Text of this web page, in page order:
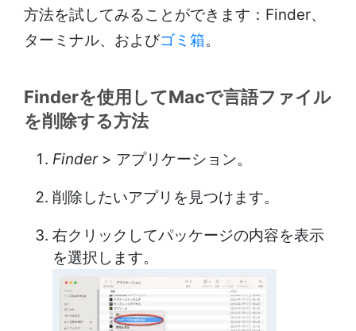
方法を試してみることができます：Finder、
ターミナル、およびゴミ箱。
Finderを使用してMacで言語ファイル
を削除する方法
Finder> アプリケーション。
削除したいアプリを見つけます。
右クリックしてパッケージの内容を表示
を選択します。